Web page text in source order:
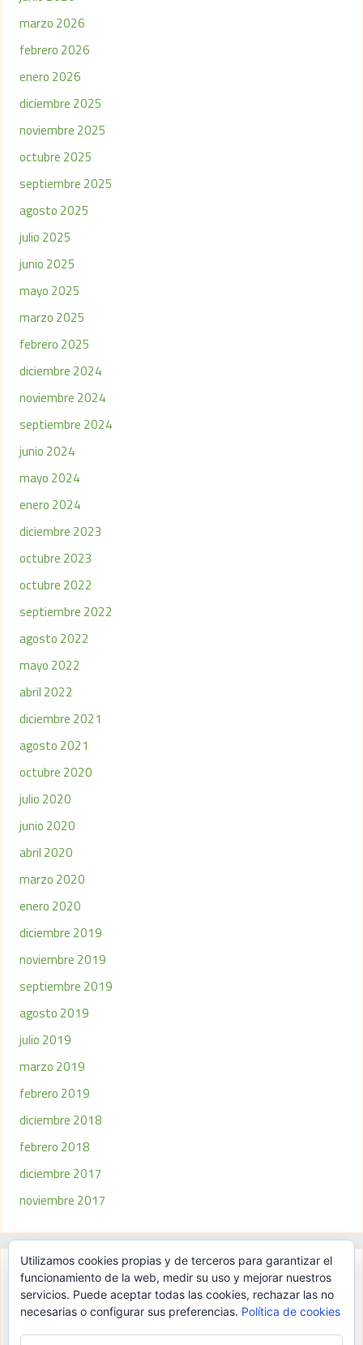
marzo 2026
febrero 2026
enero 2026
diciembre 2025
noviembre 2025
octubre 2025
septiembre 2025
agosto 2025
julio 2025
junio 2025
mayo 2025
marzo 2025
febrero 2025
diciembre 2024
noviembre 2024
septiembre 2024
junio 2024
mayo 2024
enero 2024
diciembre 2023
octubre 2023
octubre 2022
septiembre 2022
agosto 2022
mayo 2022
abril 2022
diciembre 2021
agosto 2021
octubre 2020
julio 2020
junio 2020
abril 2020
marzo 2020
enero 2020
diciembre 2019
noviembre 2019
septiembre 2019
agosto 2019
julio 2019
marzo 2019
febrero 2019
diciembre 2018
febrero 2018
diciembre 2017
noviembre 2017
Meta
Acceder
Utilizamos cookies propias y de terceros para garantizar el
funcionamiento de la web, medir su uso y mejorar nuestros
servicios. Puede aceptar todas las cookies, rechazar las no
necesarias o configurar sus preferencias. Política de cookies